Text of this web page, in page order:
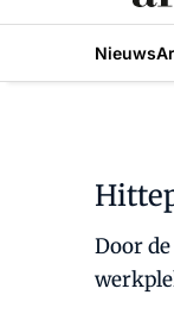
Nieuws
Door